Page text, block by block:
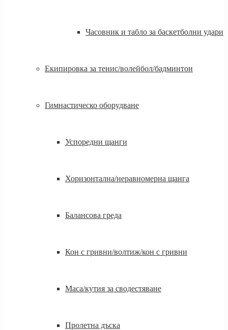
Часовник и табло за баскетболни удари
Екипировка за тенис/волейбол/бадминтон
Гимнастическо оборудване
Успоредни щанги
Хоризонтална/неравномерна щанга
Балансова греда
Кон с гривни/волтиж/кон с гривни
Маса/кутия за сводестяване
Пролетна дъска